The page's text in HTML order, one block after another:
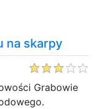
na skarpy
Grabowie